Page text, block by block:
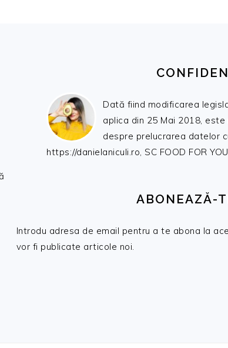
Dată fiind modificarea
aplica din 25 Mai 2018,
despre prelucrarea datelor
https://danielaniculi.ro, SC FOOD FOR
ABONEAZĂ-
Introdu adresa de email pentru a te abona la
vor fi publicate articole noi.